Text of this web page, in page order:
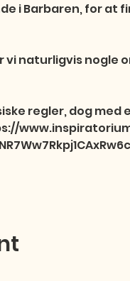
i Barbaren, for
naturligvis nogle
regler, dog